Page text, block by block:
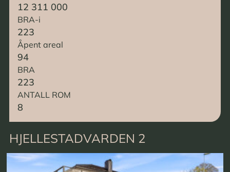
12 311 000
BRA-i
223
Åpent areal
94
BRA
223
ANTALL ROM
8
HJELLESTADVARDEN 2